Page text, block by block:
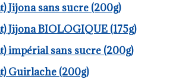
Jijona sans sucre (200g)
Jijona BIOLOGIQUE (175g)
impérial sans sucre (200g)
Guirlache (200g)